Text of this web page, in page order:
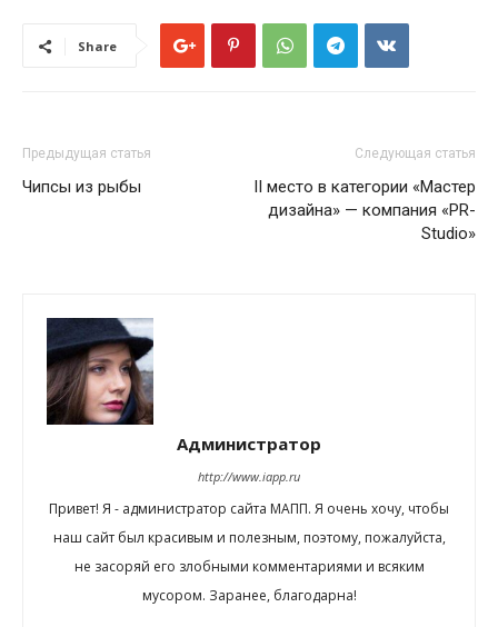
Share
Предыдущая статья
Чипсы из рыбы
Следующая статья
ІІ место в категории «Мастер
дизайна» — компания «PR-
Studio»
Администратор
http://www.iapp.ru
Привет! Я - администратор сайта МАПП. Я очень хочу, чтобы
наш сайт был красивым и полезным, поэтому, пожалуйста,
не засоряй его злобными комментариями и всяким
мусором. Заранее, благодарна!